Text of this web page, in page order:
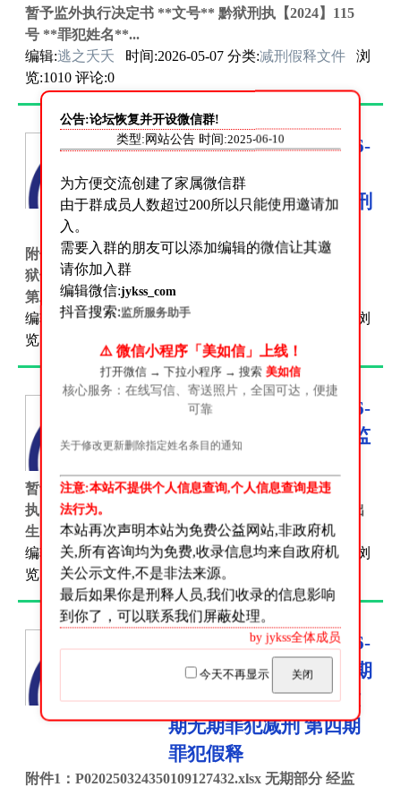
暂予监外执行决定书 **文号** 黔狱刑执【2024】115
号 **罪犯姓名**...
编辑:逃之夭夭 时间:2026-05-07 分类:减刑假释文件
浏
览:1010 评论:0
贵州省监狱管理局-2026-
05-07-2024年第二期(有
期部分)第2批次罪犯减刑
附件1：P020250107602697075205.xlsx 一般罪犯 经监
狱长办公会于2025年1月6日会议研究，决定对2024年
第二期有期第2批次胡...
编辑:
逃之夭夭 时间:2026-05-07 分类:
浏
览:1007 评论:0
贵州省监狱管理局-2026-
05-07-罪犯王发顺暂予监
暂予监外执行决定书整理 项目 内容 **文号** 黔狱刑
执（2025）5号 **罪犯姓名** 王发顺 **性别** 男 **出
生日期*...
编辑:
逃之夭夭 时间:2026-05-07 分类:减刑假释文件
浏
览:483 评论:0
贵州省监狱管理局-2026-
05-07-2024年第三期有期
罪犯减刑 第五期、第六
期无期罪犯减刑 第四期
罪犯假释
附件1：P020250324350109127432.xlsx 无期部分 经监
公告:论坛恢复并开设微信群!
类型:网站公告 时间:2025-06-10
为方便交流创建了家属微信群
由于群成员人数超过200所以只能使用邀请加
入。
需要入群的朋友可以添加编辑的微信让其邀
请你加入群
编辑微信:jykss_com
抖音搜索:监所服务助手
⚠️ 微信小程序「美如信」上线！
打开微信 → 下拉小程序 → 搜索 美如信
核心服务：在线写信、寄送照片，全国可达，便捷
可靠
关于修改更新删除指定姓名条目的通知
注意:本站不提供个人信息查询,个人信息查询是违
法行为。
本站再次声明本站为免费公益网站,非政府机
关,所有咨询均为免费,收录信息均来自政府机
关公示文件,不是非法来源。
最后如果你是刑释人员,我们收录的信息影响
到你了，可以联系我们屏蔽处理。
by jykss全体成员
今天不再显示 关闭